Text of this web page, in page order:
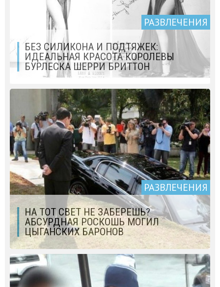
РАЗВЛЕЧЕНИЯ
БЕЗ СИЛИКОНА И ПОДТЯЖЕК:
ИДЕАЛЬНАЯ КРАСОТА КОРОЛЕВЫ
БУРЛЕСКА ШЕРРИ БРИТТОН
РАЗВЛЕЧЕНИЯ
НА ТОТ СВЕТ НЕ ЗАБЕРЕШЬ?
АБСУРДНАЯ РОСКОШЬ МОГИЛ
ЦЫГАНСКИХ БАРОНОВ